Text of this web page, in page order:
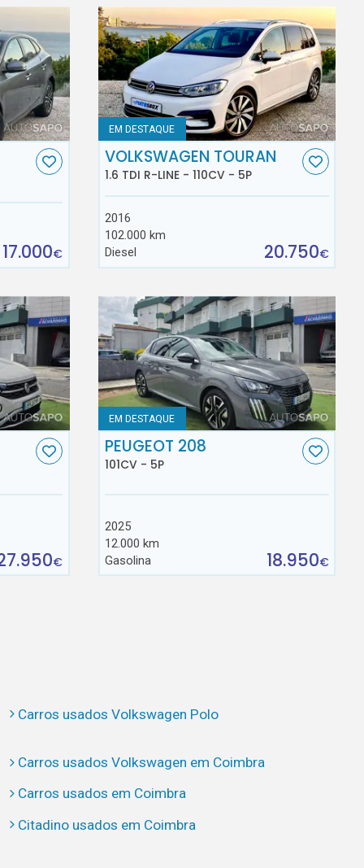
17.000€
EM DESTAQUE
VOLKSWAGEN TOURAN
1.6 TDI R-LINE - 110CV - 5P
2016
102.000 km
Diesel
20.750€
€
EM DESTAQUE
PEUGEOT 208
101CV - 5P
2025
12.000 km
Gasolina
18.950€
Carros usados Volkswagen Polo
Carros usados Volkswagen em Coimbra
Carros usados em Coimbra
Citadino usados em Coimbra